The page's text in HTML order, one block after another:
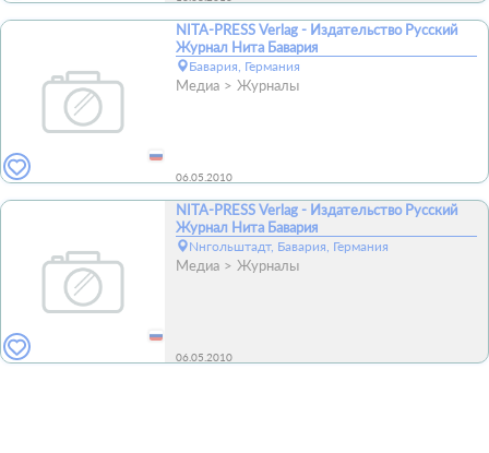
NITA-PRESS Verlag - Издательство Русский
Журнал Нита Бавария
Бавария, Германия
Медиа Журналы
06.05.2010
NITA-PRESS Verlag - Издательство Русский
Журнал Нита Бавария
Nнгольштадт, Бавария, Германия
Медиа Журналы
06.05.2010